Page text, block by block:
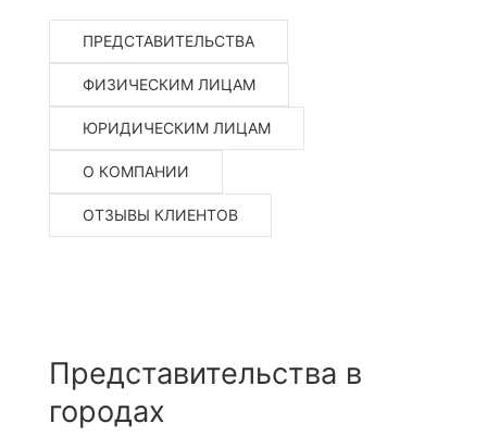
ПРЕДСТАВИТЕЛЬСТВА
ФИЗИЧЕСКИМ ЛИЦАМ
ЮРИДИЧЕСКИМ ЛИЦАМ
О КОМПАНИИ
ОТЗЫВЫ КЛИЕНТОВ
Представительства в
городах